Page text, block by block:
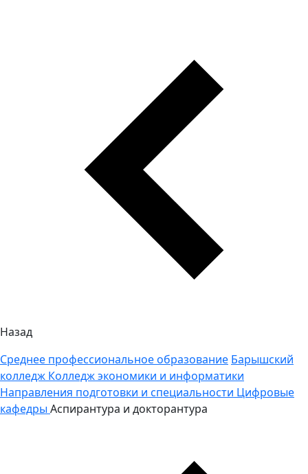
Назад
Среднее профессиональное образование Барышский
колледж Колледж экономики и информатики
Направления подготовки и специальности Цифровые
кафедры Аспирантура и докторантура